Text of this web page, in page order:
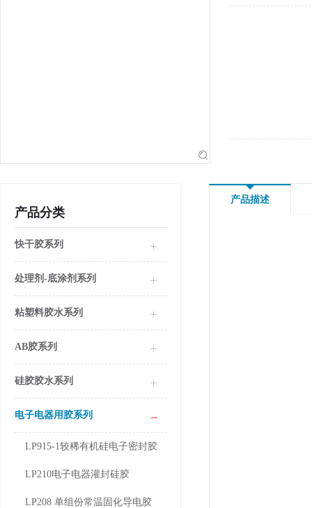
产品分类
快干胶系列
处理剂-底涂剂系列
粘塑料胶水系列
AB胶系列
硅胶胶水系列
电子电器用胶系列
LP915-1较稀有机硅电子密封胶
LP210电子电器灌封硅胶
LP208 单组份常温固化导电胶
产品描述